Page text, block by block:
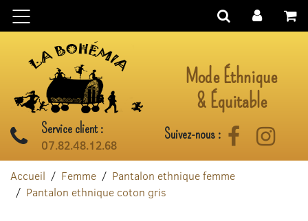
Aller au contenu
Mode Éthnique
& Équitable
Service client :
07.82.48.12.68
Suivez-nous : Facebook
Accueil Femme
Pantalon ethnique femme
Pantalon ethnique coton gris